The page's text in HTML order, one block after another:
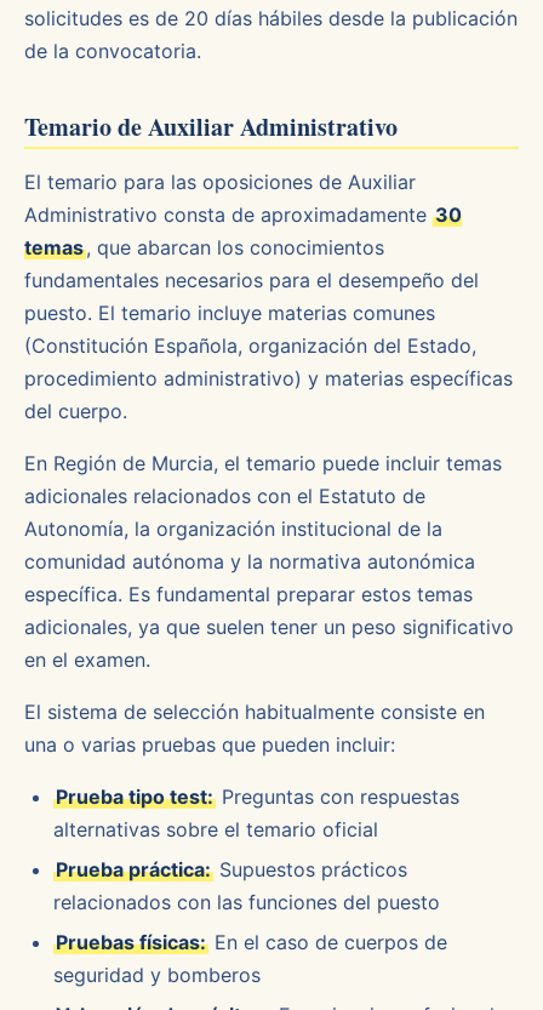
solicitudes es de 20 días hábiles desde la publicación
de la convocatoria.
Temario de Auxiliar Administrativo
El temario para las oposiciones de Auxiliar
Administrativo consta de aproximadamente 30
temas, que abarcan los conocimientos
fundamentales necesarios para el desempeño del
puesto. El temario incluye materias comunes
(Constitución Española, organización del Estado,
procedimiento administrativo) y materias específicas
del cuerpo.
En Región de Murcia, el temario puede incluir temas
adicionales relacionados con el Estatuto de
Autonomía, la organización institucional de la
comunidad autónoma y la normativa autonómica
específica. Es fundamental preparar estos temas
adicionales, ya que suelen tener un peso significativo
en el examen.
El sistema de selección habitualmente consiste en
una o varias pruebas que pueden incluir:
Prueba tipo test: Preguntas con respuestas
alternativas sobre el temario oficial
Prueba práctica: Supuestos prácticos
relacionados con las funciones del puesto
Pruebas físicas: En el caso de cuerpos de
seguridad y bomberos